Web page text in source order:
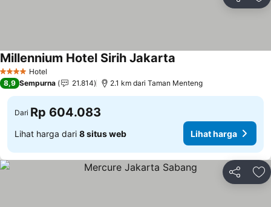
4 BintangHotel
Millennium Hotel Sirih Jakarta
8,9 Sempurna 21.814 2.1 km dari Taman Menteng
Dari Rp 604.083
Lihat harga dari 8 situs web Lihat harga
Bagikan